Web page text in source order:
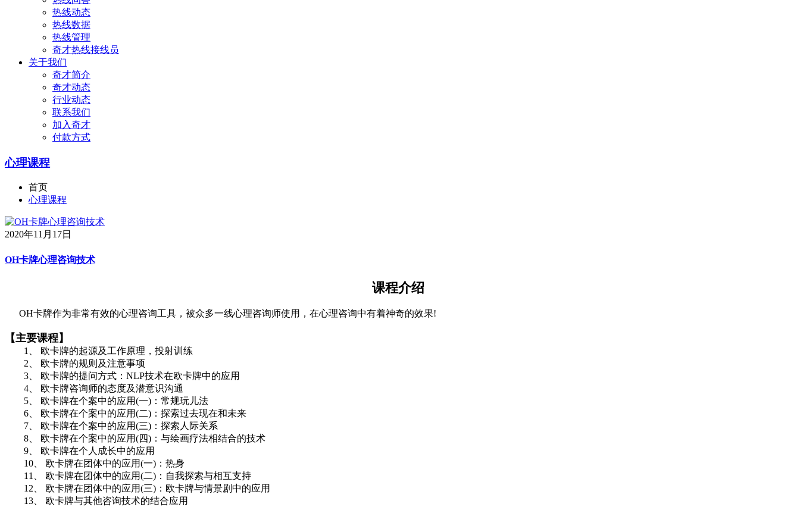
热线动态
热线数据
热线管理
奇才热线接线员
关于我们
奇才简介
奇才动态
行业动态
联系我们
加入奇才
付款方式
心理课程
首页
心理课程
2020年11月17日
OH卡牌心理咨询技术
课程介绍
OH卡牌作为非常有效的心理咨询工具，被众多一线心理咨询师使用，在心理咨询中有着神奇的效果!
【主要课程】
1、 欧卡牌的起源及工作原理，投射训练
2、 欧卡牌的规则及注意事项
3、 欧卡牌的提问方式：NLP技术在欧卡牌中的应用
4、 欧卡牌咨询师的态度及潜意识沟通
5、 欧卡牌在个案中的应用(一)：常规玩儿法
6、 欧卡牌在个案中的应用(二)：探索过去现在和未来
7、 欧卡牌在个案中的应用(三)：探索人际关系
8、 欧卡牌在个案中的应用(四)：与绘画疗法相结合的技术
9、 欧卡牌在个人成长中的应用
10、 欧卡牌在团体中的应用(一)：热身
11、 欧卡牌在团体中的应用(二)：自我探索与相互支持
12、 欧卡牌在团体中的应用(三)：欧卡牌与情景剧中的应用
13、 欧卡牌与其他咨询技术的结合应用